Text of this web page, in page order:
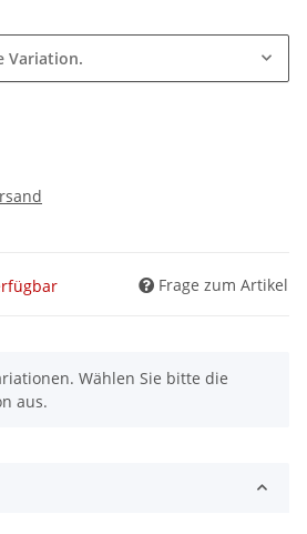
Variation.
Frage zum Artikel
Wählen Sie bitte die
aus.